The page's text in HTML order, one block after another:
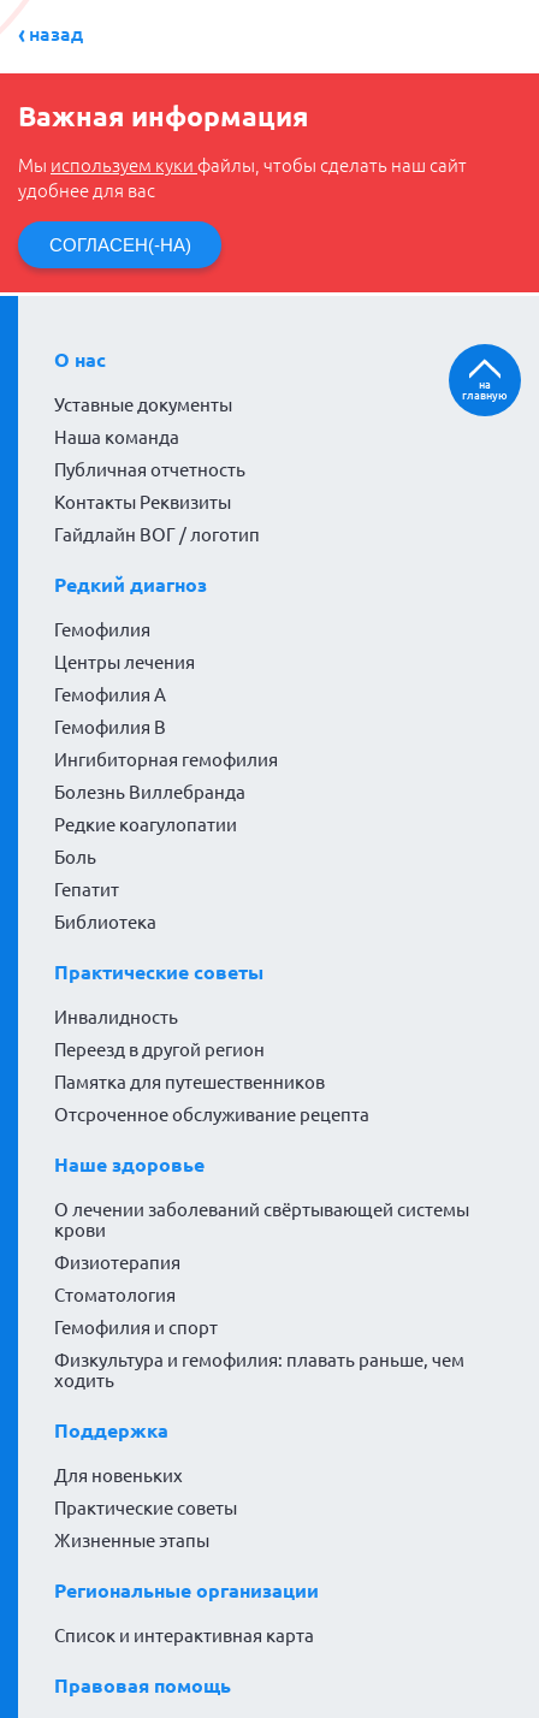
назад
Важная информация
Мы используем куки файлы, чтобы сделать наш сайт
удобнее для вас
СОГЛАСЕН(-НА)
О нас
Уставные документы
Наша команда
Публичная отчетность
Контакты Реквизиты
Гайдлайн ВОГ / логотип
Редкий диагноз
Гемофилия
Центры лечения
Гемофилия А
Гемофилия В
Ингибиторная гемофилия
Болезнь Виллебранда
Редкие коагулопатии
Боль
Гепатит
Библиотека
Практические советы
Инвалидность
Переезд в другой регион
Памятка для путешественников
Отсроченное обслуживание рецепта
Наше здоровье
О лечении заболеваний свёртывающей системы
крови
Физиотерапия
Стоматология
Гемофилия и спорт
Физкультура и гемофилия: плавать раньше, чем
ходить
Поддержка
Для новеньких
Практические советы
Жизненные этапы
Региональные организации
Список и интерактивная карта
Правовая помощь
на
главную